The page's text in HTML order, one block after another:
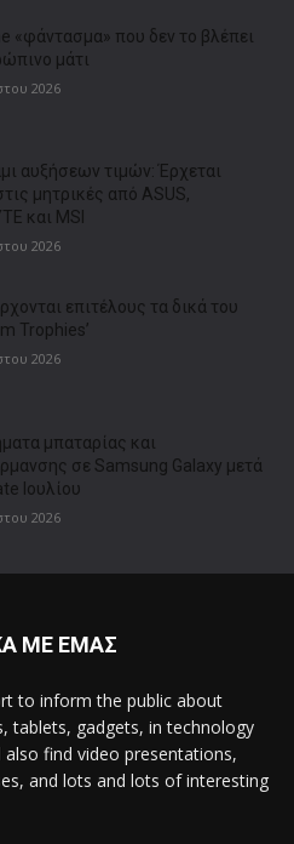
«φάντασμα» που δεν το βλέπει
μάτι
2026
αυξήσεων τιμών: Έρχεται
μητρικές από ASUS,
και MSI
2026
επιτέλους τα δικά του
Trophies’
2026
μπαταρίας και
σε Samsung Galaxy μετά
Ιουλίου
2026
ΜΕ ΕΜΑΣ
to inform the public about
tablets, gadgets, in technology
find video presentations,
and lots and lots of interesting